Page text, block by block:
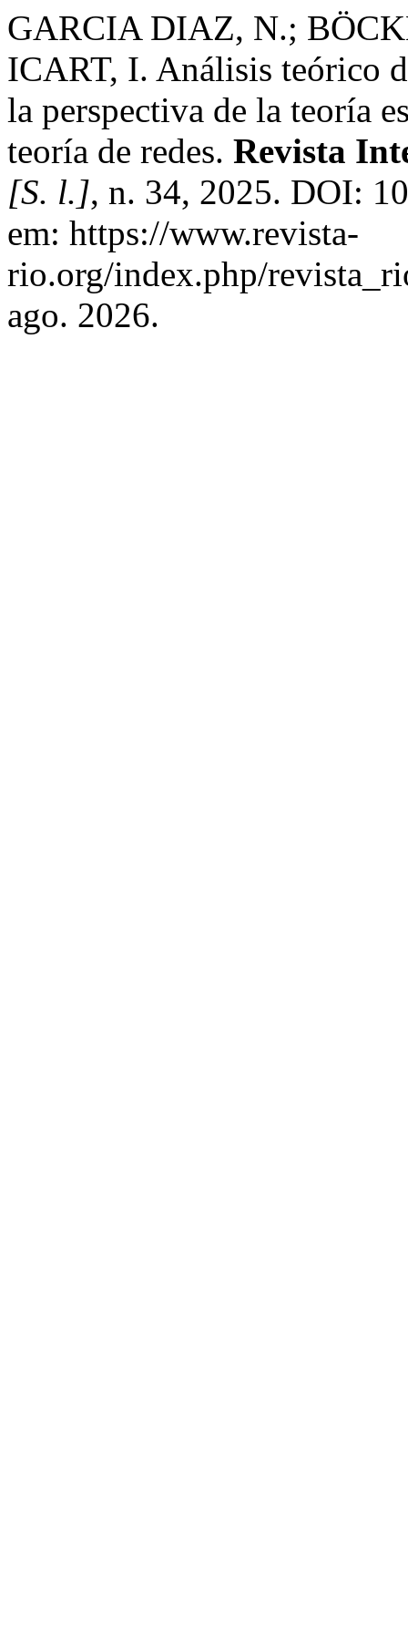
GARCIA DIAZ, N.;
ICART, I. Análisis teórico
la perspectiva de la teoría
teoría de redes. Revista
[S. l.], n. 34, 2025. DOI:
em: https://www.revista-
rio.org/index.php/
ago. 2026.